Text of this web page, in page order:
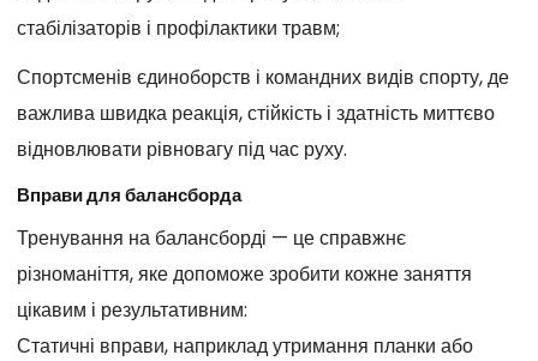
стабілізаторів і профілактики травм;
Спортсменів єдиноборств і командних видів спорту, де
важлива швидка реакція, стійкість і здатність миттєво
відновлювати рівновагу під час руху.
Вправи для балансборда
Тренування на балансборді — це справжнє
різноманіття, яке допоможе зробити кожне заняття
цікавим і результативним:
Статичні вправи, наприклад утримання планки або